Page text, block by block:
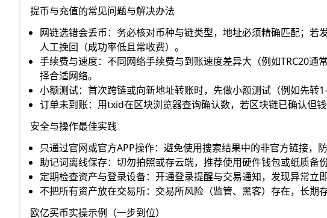
提币与充值的常见问题与解决办法
网链选错会丢币：务必核对币种与链类型，地址必须精确匹配；
人工挽回（成功率低且常收费）。
手续费与速度：不同网络手续费与到账速度差异大（例如TRC20通
择合适网络。
小额测试：首次跨链或向新地址转账时，先做小额测试（例如先转
订单未到账：用txid在区块浏览器查询确认数，若区块链已确认但
安全与操作最佳实践
只通过官网或官方APP操作：避免使用搜索结果中的非官方链接，
助记词离线保存：切勿拍照或存云端，推荐使用硬件钱包或纸质备
定期检查资产与登录设备：开通登录提醒与交易通知，发现异常立
不把所有资产放在交易所：交易所风险（监管、黑客）存在，长期
欧亿买币实操示例（一步到位）